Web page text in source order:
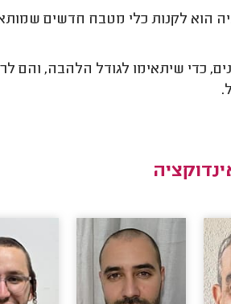
הוא לקנות כלי מטבח חדשים
כדי שיתאימו לגודל הלהבה, והם